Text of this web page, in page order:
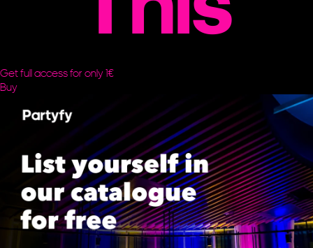
Get full access for only 1€
Buy